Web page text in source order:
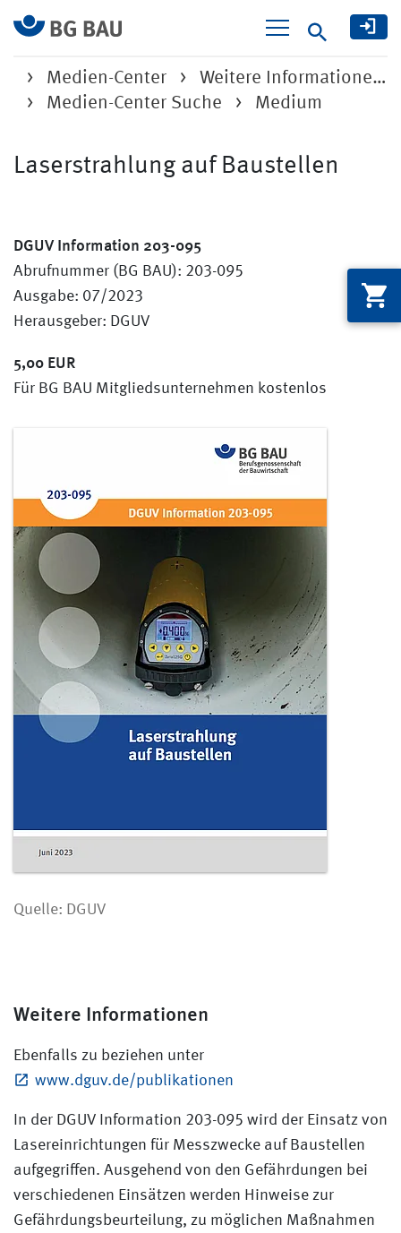
Suche
Medien-Center
Weitere Informatione…
Medien-Center Suche
Medium
Laserstrahlung auf Baustellen
DGUV Information 203-095
Abrufnummer (BG BAU): 203-095
Ausgabe: 07/2023
Herausgeber: DGUV
5,00 EUR
Für BG BAU Mitgliedsunternehmen kostenlos
Quelle: DGUV
Weitere Informationen
Ebenfalls zu beziehen unter
www.dguv.de/publikationen
In der DGUV Information 203-095 wird der Einsatz von
Lasereinrichtungen für Messzwecke auf Baustellen
aufgegriffen. Ausgehend von den Gefährdungen bei
verschiedenen Einsätzen werden Hinweise zur
Gefährdungsbeurteilung, zu möglichen Maßnahmen